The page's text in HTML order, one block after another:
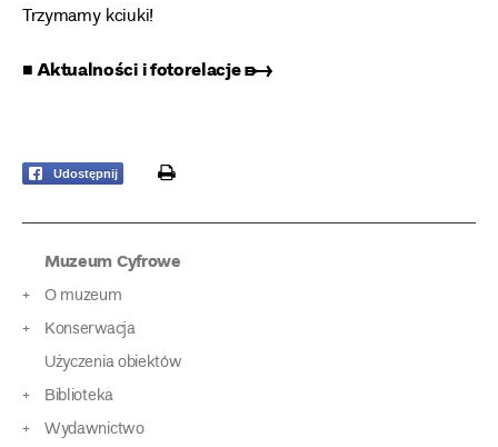
Trzymamy kciuki!
■ Aktualności i fotorelacje ➸
Udostępnij print
Muzeum Cyfrowe
O muzeum
Konserwacja
Użyczenia obiektów
Biblioteka
Wydawnictwo